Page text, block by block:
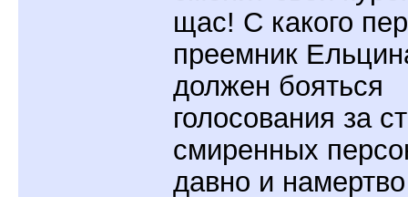
щас! С какого
преемник
должен бояться
голосования за
смиренных
давно и намертво